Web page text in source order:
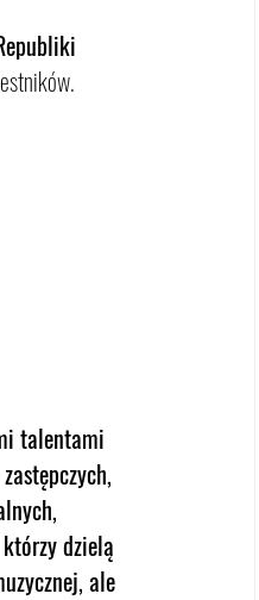
talentami
dzielą
ale